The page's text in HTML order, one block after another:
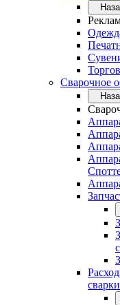
Сварочное
сварки